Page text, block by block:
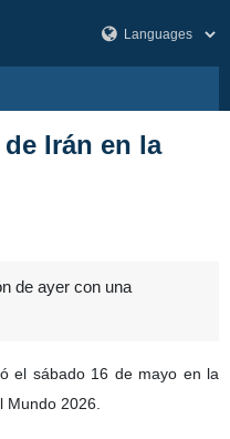
Irán en la
de ayer con una
el sábado 16 de mayo en la
2026.